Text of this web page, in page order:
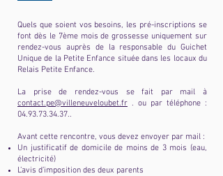
Quels que soient vos besoins, les pré-inscriptions se
font dès le 7ème mois de grossesse uniquement sur
rendez-vous auprès de la responsable du Guichet
Unique de la Petite Enfance située dans les locaux du
Relais Petite Enfance.
La prise de rendez-vous se fait par mail à
contact.pe@villeneuveloubet.fr . ou par téléphone :
04.93.73.34.37..
Avant cette rencontre, vous devez envoyer par mail :
Un justificatif de domicile de moins de 3 mois (eau,
électricité)
L’avis d’imposition des deux parents